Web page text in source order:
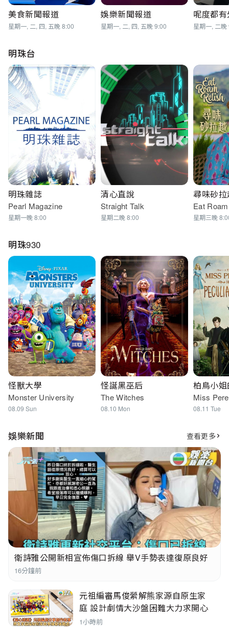
美食新聞報道
星期一, 二, 四, 五晚 8:00
娛樂新聞報道
星期一, 二, 四, 五晚 9:00
呢度都
星期一, 二晚
明珠台
明珠雜誌
Pearl Magazine
星期一晚 8:00
清心直說
Straight Talk
星期二晚 8:00
尋味砂
Eat
星期三晚
明珠930
怪獸大學
Monster University
08.09 Sun
怪誕黑巫后
The Witches
08.10 Mon
柏鳥小
Miss
or
08.11 Tue
娛樂新聞 查看更多
衛詩雅公開新相宣佈傷口拆線 舉V手勢表達復原良好
感謝老公醫護
16分鐘前
元祖編審馬俊縈解熊家源自原生家
庭 設計劇情大沙盤困難大力求開心
歡樂
1小時前